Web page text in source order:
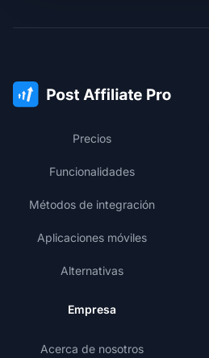
Precios
Funcionalidades
Métodos de integración
Aplicaciones móviles
Alternativas
Empresa
Acerca de nosotros